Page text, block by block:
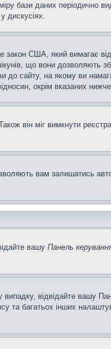
даних періодично
дискусіях.
США, який вимагає
що вони дозволяють
сайту, на якому ви
окрім вказаних
він міг вимкнути
вам залишатись
вашу Панель
відвідайте вашу
та багатьох інших